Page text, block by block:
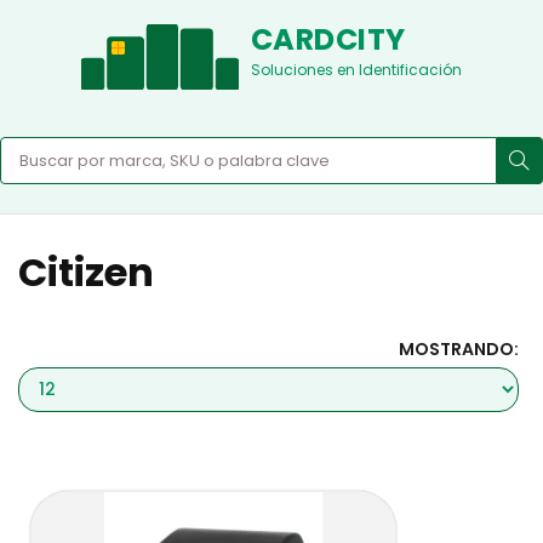
CARDCITY
Soluciones en Identificación
Citizen
MOSTRANDO: